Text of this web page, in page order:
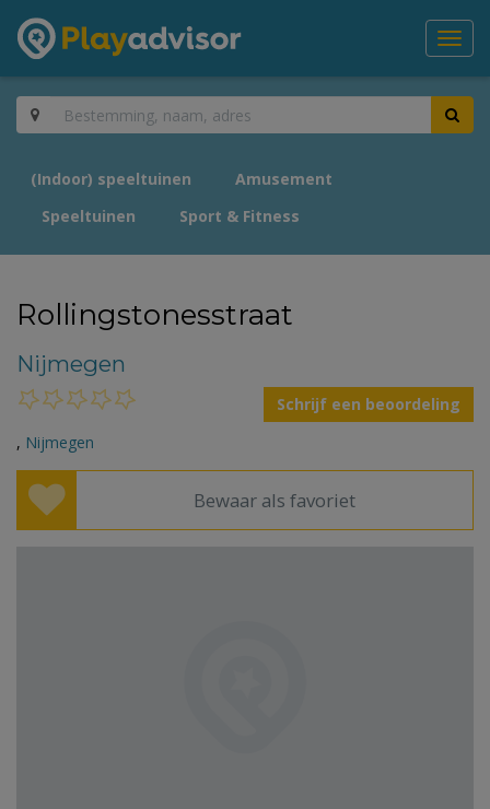
(Indoor) speeltuinen
Amusement
Speeltuinen
Sport & Fitness
Rollingstonesstraat
Nijmegen
Schrijf een beoordeling
, Nijmegen
Bewaar als favoriet